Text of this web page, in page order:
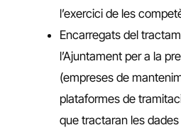
l’exercici de les
Encarregats del
l’Ajuntament per a la
(empreses de
plataformes de
que tractaran les